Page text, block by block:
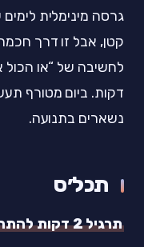
גרסה מינימלית
קטן, אבל זו דרך
לחשיבה של “או הכול
דקות. ביום מטורף
נשארים בתנועה.
תכל׳ס
תרגיל 2 דקות להתחלה סופר-קלה: